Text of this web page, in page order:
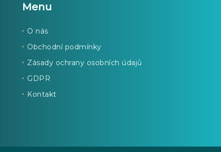
Menu
O nás
Obchodní podmínky
Zásady ochrany osobních údajů
GDPR
Kontakt